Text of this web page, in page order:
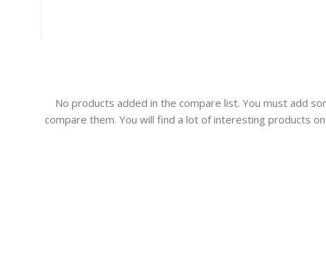
No products added in the compare list. You must add
compare them. You will find a lot of interesting products